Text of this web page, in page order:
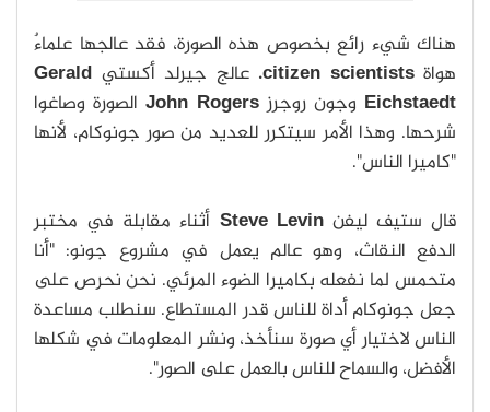
هناك شيء رائع بخصوص هذه الصورة، فقد عالجها علماءٌ
هواةcitizen scientists. عالج جيرلد أكستي Gerald
Eichstaedt وجون روجرزJohn Rogers الصورة وصاغوا
شرحها. وهذا الأمر سيتكرر للعديد من صور جونوكام، لأنها
"كاميرا الناس".
قال ستيف ليفنSteve Levin أثناء مقابلة في مختبر
الدفع النقاث، وهو عالم يعمل في مشروع جونو: "أنا
متحمس لما نفعله بكاميرا الضوء المرئي. نحن نحرص على
جعل جونوكام أداة للناس قدر المستطاع. سنطلب مساعدة
الناس لاختيار أي صورة سنأخذ، ونشر المعلومات في شكلها
الأفضل، والسماح للناس بالعمل على الصور".